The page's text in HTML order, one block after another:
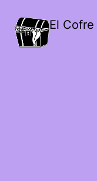
El